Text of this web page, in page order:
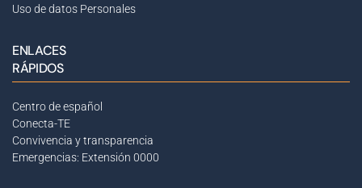
Uso de datos Personales
ENLACES
RÁPIDOS
Centro de español
Conecta-TE
Convivencia y transparencia
Emergencias: Extensión 0000